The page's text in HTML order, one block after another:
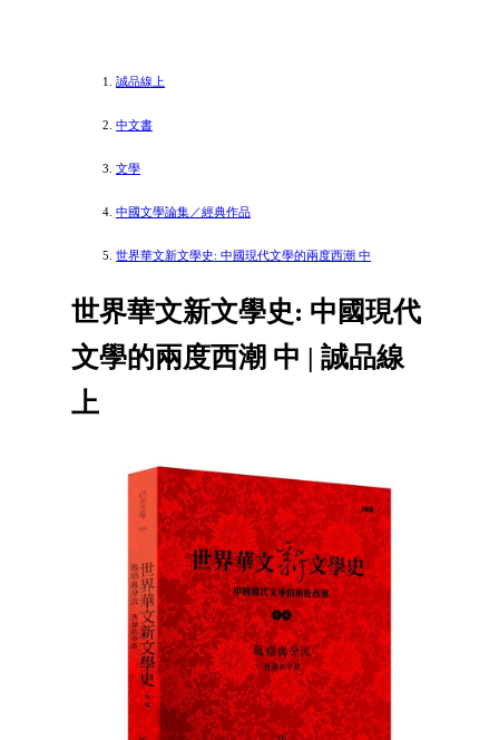
誠品線上
中文書
文學
中國文學論集／經典作品
世界華文新文學史: 中國現代文學的兩度西潮 中
世界華文新文學史: 中國現代
文學的兩度西潮 中 | 誠品線
上